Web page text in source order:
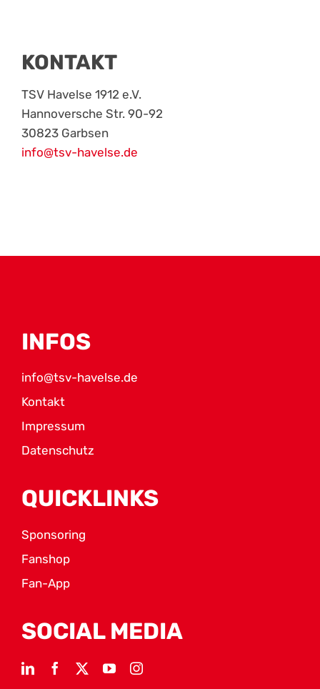
KONTAKT
TSV Havelse 1912 e.V.
Hannoversche Str. 90-92
30823 Garbsen
info@tsv-havelse.de
INFOS
info@tsv-havelse.de
Kontakt
Impressum
Datenschutz
QUICKLINKS
Sponsoring
Fanshop
Fan-App
SOCIAL MEDIA